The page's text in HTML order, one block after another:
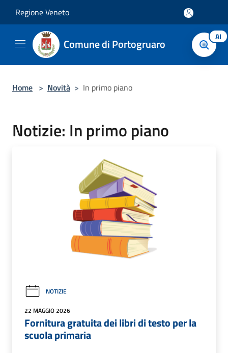
Regione Veneto
Comune di Portogruaro AI
Home > Novità > In primo piano
Notizie: In primo piano
NOTIZIE
22 MAGGIO 2026
Fornitura gratuita dei libri di testo per la
scuola primaria